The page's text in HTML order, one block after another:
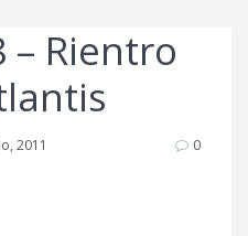
– Rientro
2011 0